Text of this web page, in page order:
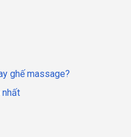
ghế massage?
nhất